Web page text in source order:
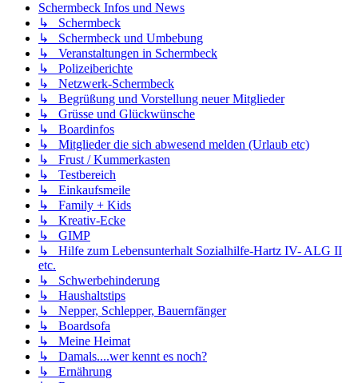
Schermbeck Infos und News
↳ Schermbeck
↳ Schermbeck und Umbebung
↳ Veranstaltungen in Schermbeck
↳ Polizeiberichte
↳ Netzwerk-Schermbeck
↳ Begrüßung und Vorstellung neuer Mitglieder
↳ Grüsse und Glückwünsche
↳ Boardinfos
↳ Mitglieder die sich abwesend melden (Urlaub etc)
↳ Frust / Kummerkasten
↳ Testbereich
↳ Einkaufsmeile
↳ Family + Kids
↳ Kreativ-Ecke
↳ GIMP
↳ Hilfe zum Lebensunterhalt Sozialhilfe-Hartz IV- ALG II
etc.
↳ Schwerbehinderung
↳ Haushaltstips
↳ Nepper, Schlepper, Bauernfänger
↳ Boardsofa
↳ Meine Heimat
↳ Damals....wer kennt es noch?
↳ Ernährung